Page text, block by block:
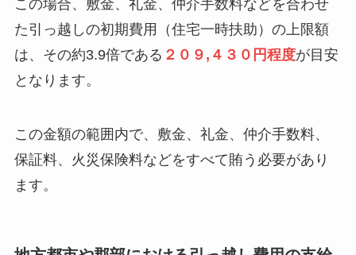
この場合、敷金、礼金、仲介手数料などを合わせ
た引っ越しの初期費用（住宅一時扶助）の上限額
は、その約3.9倍である ２０９,４３０円程度が目安
となります。
この金額の範囲内で、敷金、礼金、仲介手数料、
保証料、火災保険料などをすべて賄う必要があり
ます。